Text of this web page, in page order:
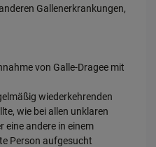
Gallenerkrankungen,
von Galle-Dragee mit
wiederkehrenden
wie bei allen unklaren
eine andere in einem
Person aufgesucht